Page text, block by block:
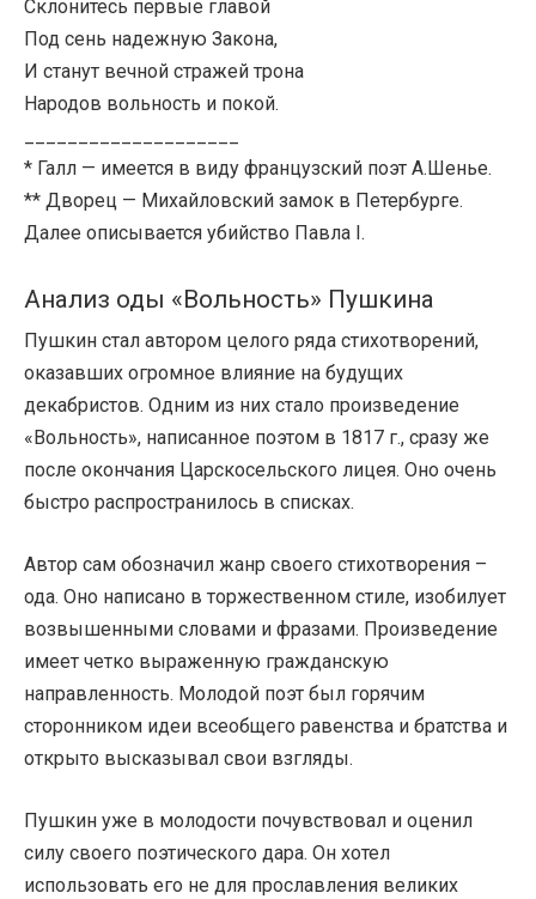
Склонитесь первые главой
Под сень надежную Закона,
И станут вечной стражей трона
Народов вольность и покой.
* Галл — имеется в виду французский поэт А.Шенье.
** Дворец — Михайловский замок в Петербурге.
Далее описывается убийство Павла I.
Анализ оды «Вольность» Пушкина
Пушкин стал автором целого ряда стихотворений,
оказавших огромное влияние на будущих
декабристов. Одним из них стало произведение
«Вольность», написанное поэтом в 1817 г., сразу же
после окончания Царскосельского лицея. Оно очень
быстро распространилось в списках.
Автор сам обозначил жанр своего стихотворения –
ода. Оно написано в торжественном стиле, изобилует
возвышенными словами и фразами. Произведение
имеет четко выраженную гражданскую
направленность. Молодой поэт был горячим
сторонником идеи всеобщего равенства и братства и
открыто высказывал свои взгляды.
Пушкин уже в молодости почувствовал и оценил
силу своего поэтического дара. Он хотел
использовать его не для прославления великих